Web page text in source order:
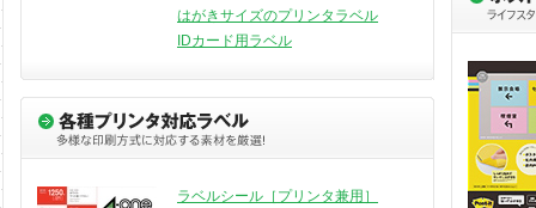
はがきサイズのプリンタラベル
IDカード用ラベル
ラベルシール［プリンタ兼用］